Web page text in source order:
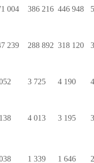
004 386 216 446 948
239 288 892 318 120
3 725 4 190
4 013 3 195
1 339 1 646